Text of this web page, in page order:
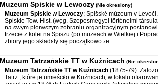
Muzeum Spiskie w Lewoczy (Nie okreslony)
Muzeum Spiskie w Lewoczy; Spišské múzeum v Levoči.
Spiskie Tow. Hist. (węg. Szepesmegyei történelmi
na swym pierwszym zebraniu organizacyjnym
trzecie z kolei na Spiszu (po muzeach w Wielkiej i
zbiory jego składały się początkowo ze...
Muzeum Tatrzańskie TT w Kuźnicach (Nie
Muzeum Tatrzańskie TT w Kuźnicach (1875-79).
Tatrz., które je umieściło w Kuźnicach, w lokalu